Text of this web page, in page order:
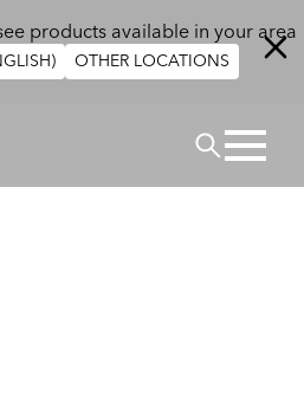
products available in your area
OTHER LOCATIONS
검색